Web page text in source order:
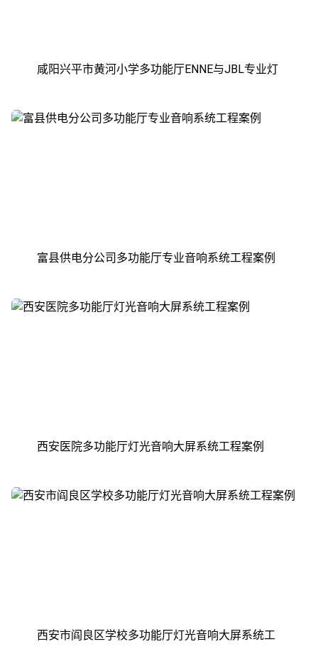
咸阳兴平市黄河小学多功能厅ENNE与JBL专业灯
富县供电分公司多功能厅专业音响系统工程案例
西安医院多功能厅灯光音响大屏系统工程案例
西安市阎良区学校多功能厅灯光音响大屏系统工